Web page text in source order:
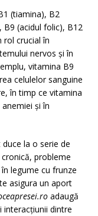
(tiamina), B2
B9 (acidul folic), B12
rol crucial în
nervos și în
vitamina B9
celulelor sanguine
în timp ce vitamina
și în
la o serie de
probleme
legume cu frunze
asigura un aport
adaugă
interacțiunii dintre